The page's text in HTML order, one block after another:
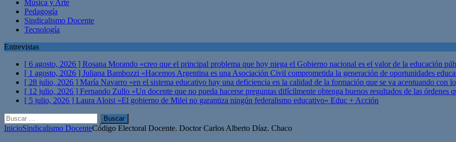
Música y Arte
Pedagogía
Sindicalismo Docente
Tecnología
Entrevistas
[ 6 agosto, 2026 ] Rosana Morando «creo que el principal problema que hoy niega el Gobierno nacional es el valor de la educación
[ 1 agosto, 2026 ] Juliana Bambozzi «Hacemos Argentina es una Asociación Civil comprometida la generación de oportunidades
[ 28 julio, 2026 ] María Navarro «en el sistema educativo hay una deficiencia en la calidad de la formación que se va acentuando con
[ 12 julio, 2026 ] Fernando Zullo «Un docente que no pueda hacerse preguntas difícilmente obtenga buenos resultados de las órdenes
[ 5 julio, 2026 ] Laura Aloisi «El gobierno de Milei no garantiza ningún federalismo educativo» Educ + Acción
Buscar:
InicioSindicalismo DocenteCódigo Electoral Docente­. Doctor Carlos Alberto Díaz. Chaco